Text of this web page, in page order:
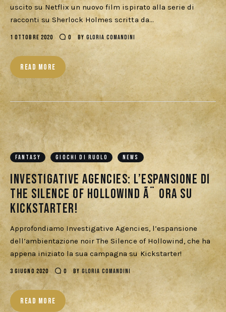
Download
uscito su Netflix un nuovo film ispirato alla serie di
racconti su Sherlock Holmes scritta da…
1 OTTOBRE 2020 0 BY GLORIA COMANDINI
READ MORE
FANTASY GIOCHI DI RUOLO NEWS
Investigative Agencies: l’espansione di
The Silence of Hollowind Ã¨ ora su
Kickstarter!
Approfondiamo Investigative Agencies, l’espansione
dell’ambientazione noir The Silence of Hollowind, che ha
appena iniziato la sua campagna su Kickstarter!
3 GIUGNO 2020 0 BY GLORIA COMANDINI
READ MORE